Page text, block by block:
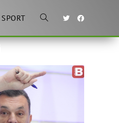
SPORT Toggle